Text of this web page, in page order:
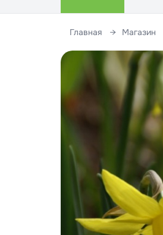
Главная Магазин